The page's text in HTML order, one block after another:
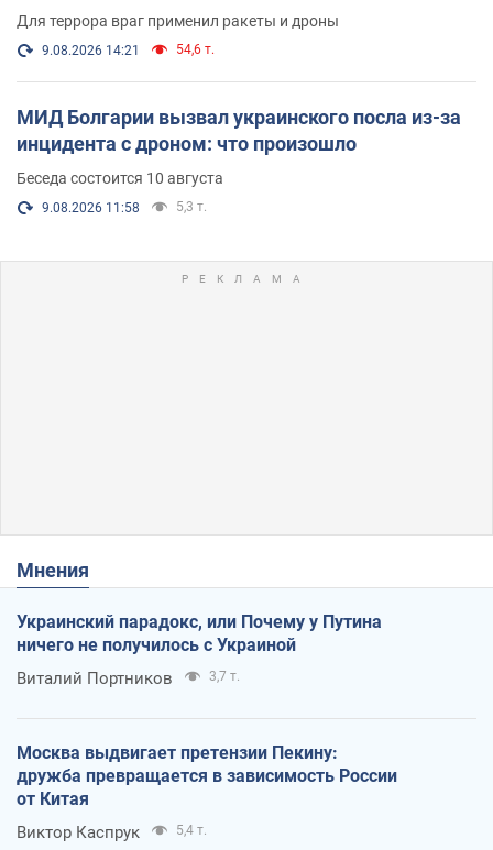
и видео
Для террора враг применил ракеты и дроны
9.08.2026 14:21 54,6 т.
МИД Болгарии вызвал украинского посла из-за
инцидента с дроном: что произошло
Беседа состоится 10 августа
9.08.2026 11:58 5,3 т.
Мнения
Украинский парадокс, или Почему у Путина
ничего не получилось с Украиной
Виталий Портников 3,7 т.
Москва выдвигает претензии Пекину:
дружба превращается в зависимость России
от Китая
Виктор Каспрук 5,4 т.